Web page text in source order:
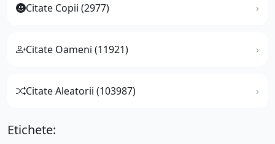
Citate Copii (2977)
Citate Oameni (11921)
Citate Aleatorii (103987)
Etichete: